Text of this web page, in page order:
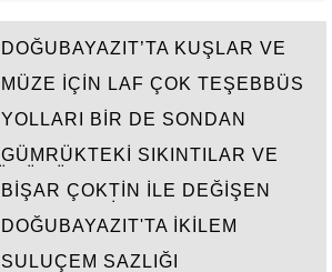
DOĞUBAYAZIT’TA KUŞLAR VE
MÜZE İÇİN LAF ÇOK TEŞEBBÜS
YOLLARI BİR DE SONDAN
GÜMRÜKTEKİ SIKINTILAR VE
BİŞAR ÇOKTİN İLE DEĞİŞEN
DOĞUBAYAZIT'TA İKİLEM
SULUÇEM SAZLIĞI